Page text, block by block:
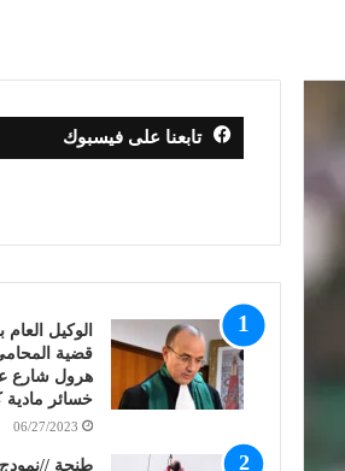
تابعنا على فيسبوك
الوكيل
قضية
هرول شارع
خسائر مادية
06/27/2023
طنجة //